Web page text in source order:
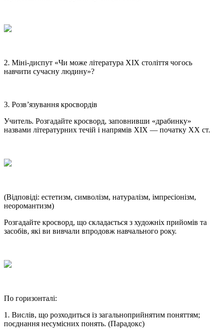
2. Міні-диспут «Чи може література ХІХ століття чогось
навчити сучасну людину»?
3. Розв’язування кросвордів
Учитель. Розгадайте кросворд, заповнивши «драбинку»
назвами літературних течій і напрямів XIX — початку XX ст.
(Відповіді: естетизм, символізм, натуралізм, імпресіонізм,
неоромантизм)
Розгадайте кросворд, що складається з художніх прийомів та
засобів, які ви вивчали впродовж навчального року.
По горизонталі:
1. Вислів, що розходиться із загальноприйнятим поняттям;
поєднання несумісних понять. (Парадокс)